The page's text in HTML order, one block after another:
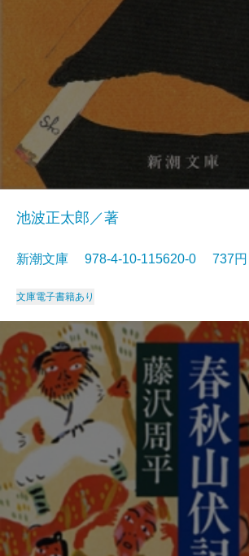
池波正太郎／著
新潮文庫 978-4-10-115620-0 737
文庫電子書籍あり